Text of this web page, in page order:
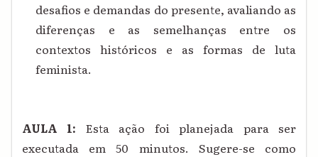
desafios e demandas do presente, avaliando as
diferenças e as semelhanças entre os
contextos históricos e as formas de luta
feminista.
AULA 1: Esta ação foi planejada para ser
executada em 50 minutos. Sugere-se como